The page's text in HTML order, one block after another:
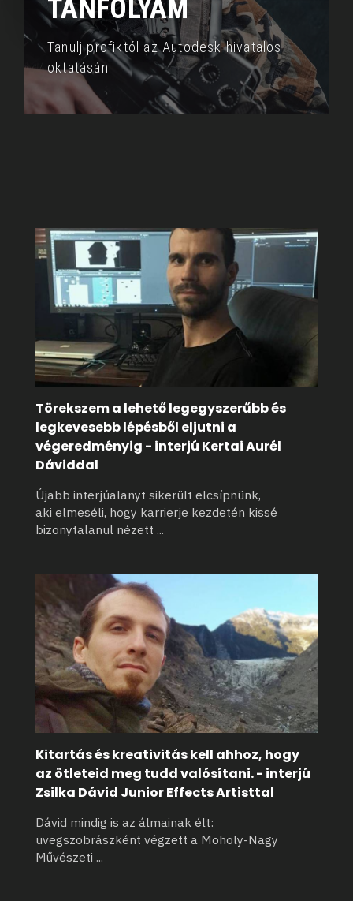
TANFOLYAM
Tanulj profiktól az Autodesk hivatalos
oktatásán!
Törekszem a lehető legegyszerűbb és
legkevesebb lépésből eljutni a
végeredményig - interjú Kertai Aurél
Dáviddal
Újabb interjúalanyt sikerült elcsípnünk,
aki elmeséli, hogy karrierje kezdetén kissé
bizonytalanul nézett ...
Kitartás és kreativitás kell ahhoz, hogy
az ötleteid meg tudd valósítani. - interjú
Zsilka Dávid Junior Effects Artisttal
Dávid mindig is az álmainak élt:
üvegszobrászként végzett a Moholy-Nagy
Művészeti ...